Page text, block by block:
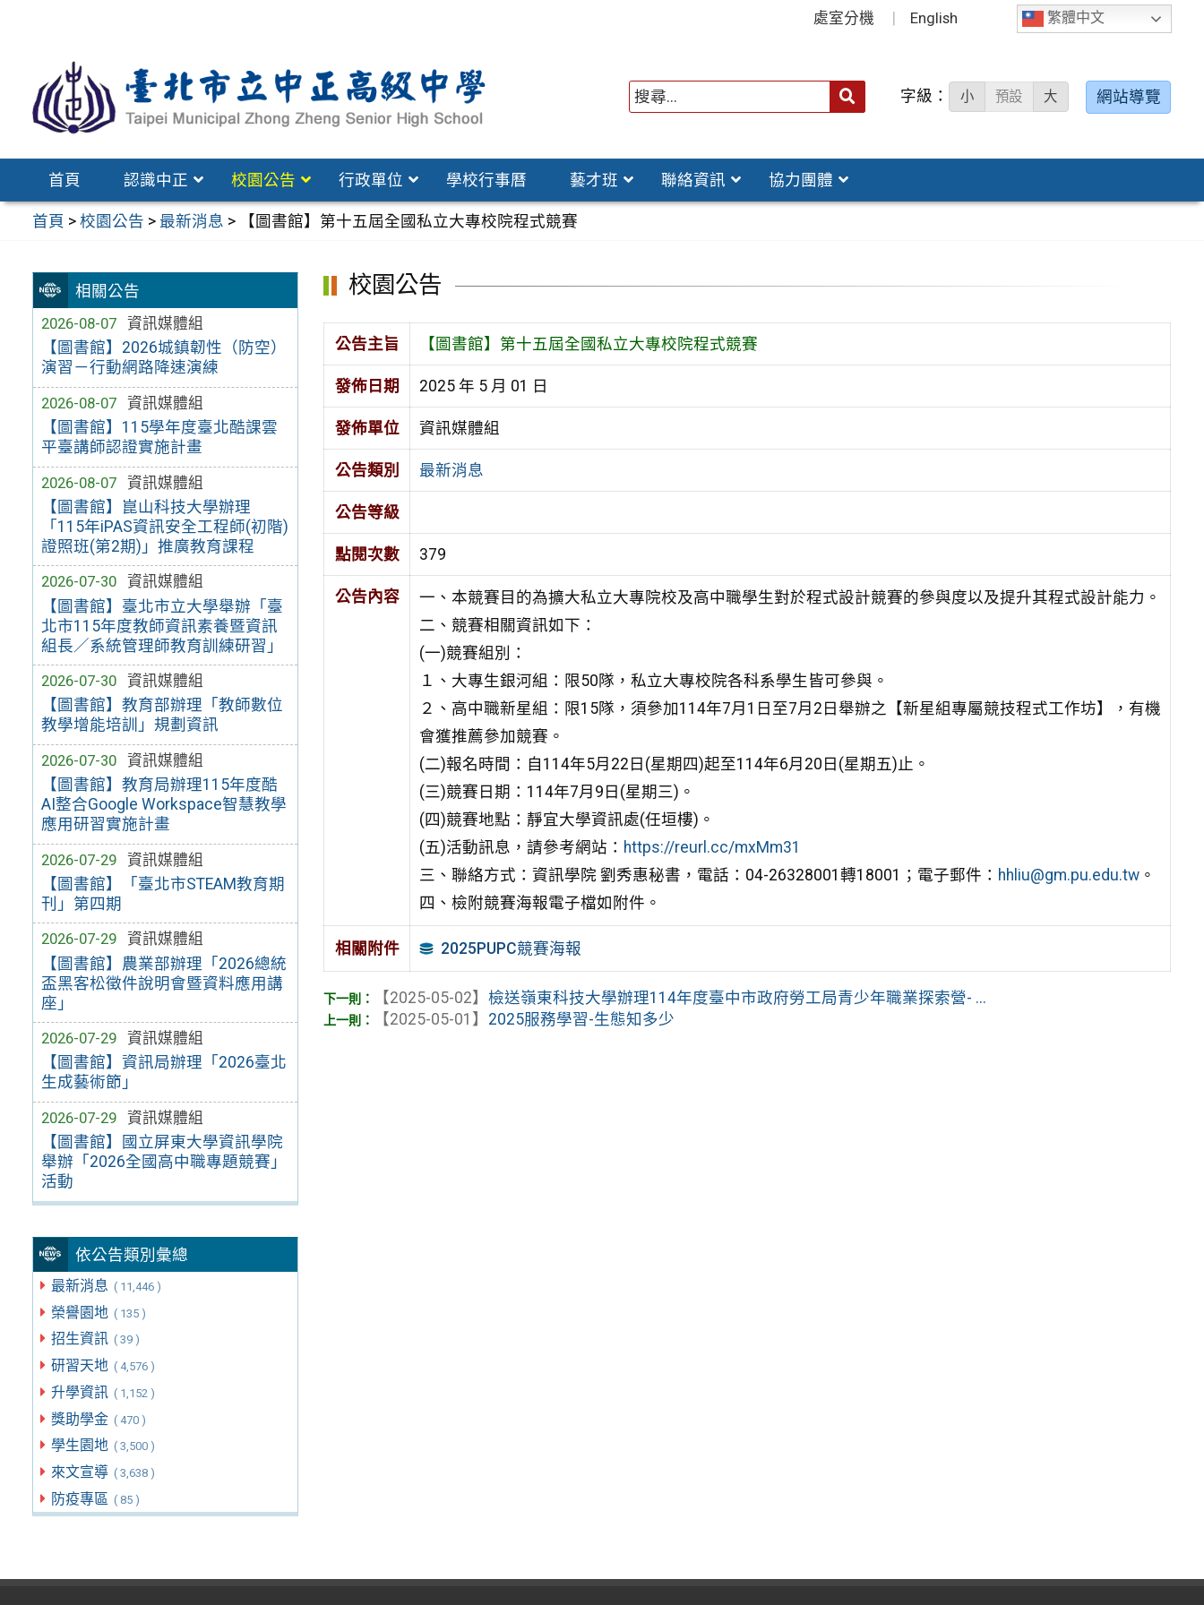
區
繁體中文
處室分機 English
字級： 小 預設 大 網站導覽
首頁 認識中正 校園公告 行政單位 學校行事曆 藝才班 聯絡資訊 協力團體
首頁 >校園公告 > 最新消息 > 【圖書館】第十五屆全國私立大專校院程式競賽
相關公告
2026-08-07
資訊媒體組
【圖書館】2026城鎮韌性（防空）
演習－行動網路降速演練
2026-08-07
資訊媒體組
【圖書館】115學年度臺北酷課雲
平臺講師認證實施計畫
2026-08-07
資訊媒體組
【圖書館】崑山科技大學辦理
「115年iPAS資訊安全工程師(初階)
證照班(第2期)」推廣教育課程
2026-07-30
資訊媒體組
【圖書館】臺北市立大學舉辦「臺
北市115年度教師資訊素養暨資訊
組長／系統管理師教育訓練研習」
2026-07-30
資訊媒體組
【圖書館】教育部辦理「教師數位
教學增能培訓」規劃資訊
2026-07-30
資訊媒體組
【圖書館】教育局辦理115年度酷
AI整合Google Workspace智慧教學
應用研習實施計畫
2026-07-29
資訊媒體組
【圖書館】「臺北市STEAM教育期
刊」第四期
2026-07-29
資訊媒體組
【圖書館】農業部辦理「2026總統
盃黑客松徵件說明會暨資料應用講
座」
2026-07-29
資訊媒體組
【圖書館】資訊局辦理「2026臺北
生成藝術節」
2026-07-29
資訊媒體組
【圖書館】國立屏東大學資訊學院
舉辦「2026全國高中職專題競賽」
活動
依公告類別彙總
最新消息 ( 11,446 )
榮譽園地 ( 135 )
招生資訊 ( 39 )
研習天地 ( 4,576 )
升學資訊 ( 1,152 )
獎助學金 ( 470 )
學生園地 ( 3,500 )
來文宣導 ( 3,638 )
防疫專區 ( 85 )
校園公告
公告主旨 【圖書館】第十五屆全國私立大專校院程式競賽
發佈日期 2025 年 5 月 01 日
發佈單位 資訊媒體組
公告類別 最新消息
公告等級
點閱次數 379
公告內容
一、本競賽目的為擴大私立大專院校及高中職學生對於程式設計競賽的參與度以及提升其程式設計能力。
二、競賽相關資訊如下：
(一)競賽組別：
１、大專生銀河組：限50隊，私立大專校院各科系學生皆可參與。
２、高中職新星組：限15隊，須參加114年7月1日至7月2日舉辦之【新星組專屬競技程式工作坊】，有機
會獲推薦參加競賽。
(二)報名時間：自114年5月22日(星期四)起至114年6月20日(星期五)止。
(三)競賽日期：114年7月9日(星期三)。
(四)競賽地點：靜宜大學資訊處(任垣樓)。
(五)活動訊息，請參考網站： https://reurl.cc/mxMm31
三、聯絡方式：資訊學院 劉秀惠秘書，電話：04-26328001轉18001；電子郵件： hhliu@gm.pu.edu.tw。
四、檢附競賽海報電子檔如附件。
相關附件 2025PUPC競賽海報
【2025-05-02】檢送嶺東科技大學辦理114年度臺中市政府勞工局青少年職業探索營- ...
【2025-05-01】 2025服務學習-生態知多少